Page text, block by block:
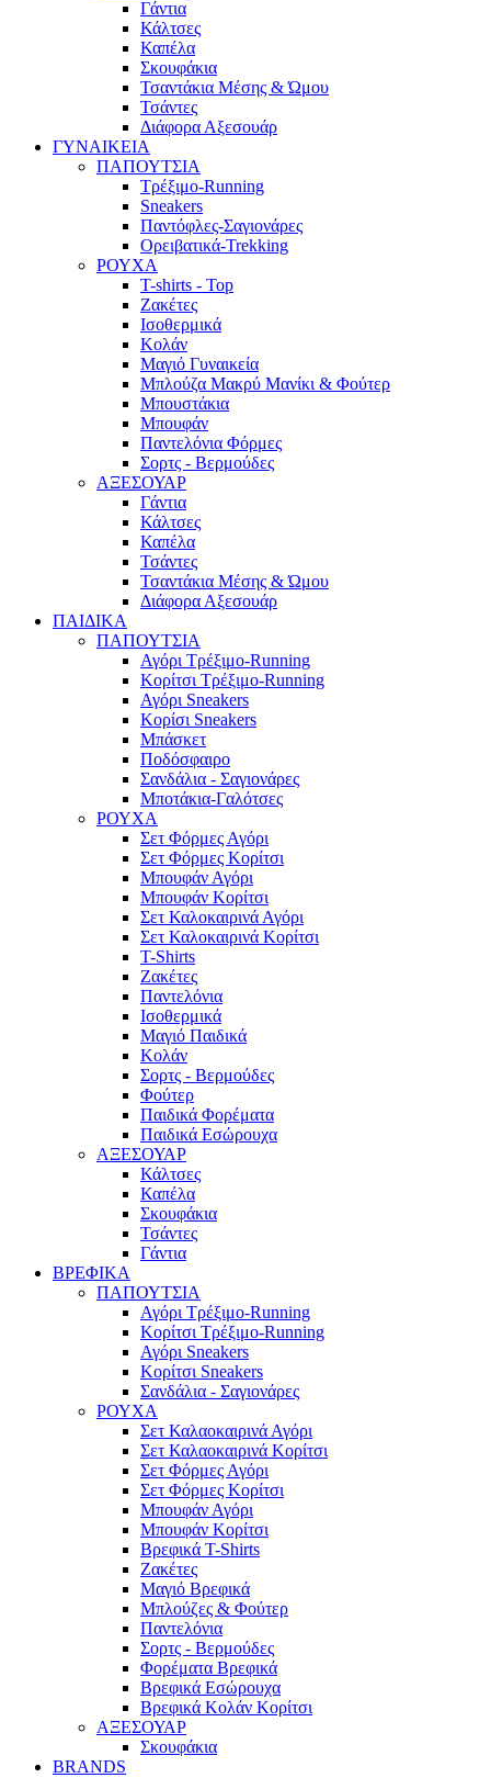
Γάντια
Κάλτσες
Καπέλα
Σκουφάκια
Τσαντάκια Μέσης & Ώμου
Τσάντες
Διάφορα Αξεσουάρ
ΓΥΝΑΙΚΕΙΑ
ΠΑΠΟΥΤΣΙΑ
Τρέξιμο-Running
Sneakers
Παντόφλες-Σαγιονάρες
Ορειβατικά-Trekking
ΡΟΥΧΑ
T-shirts - Top
Ζακέτες
Ισοθερμικά
Κολάν
Μαγιό Γυναικεία
Μπλούζα Μακρύ Μανίκι & Φούτερ
Μπουστάκια
Μπουφάν
Παντελόνια Φόρμες
Σορτς - Βερμούδες
ΑΞΕΣΟΥΑΡ
Γάντια
Κάλτσες
Καπέλα
Τσάντες
Τσαντάκια Μέσης & Ώμου
Διάφορα Αξεσουάρ
ΠΑΙΔΙΚΑ
ΠΑΠΟΥΤΣΙΑ
Αγόρι Τρέξιμο-Running
Κορίτσι Τρέξιμο-Running
Αγόρι Sneakers
Κορίσι Sneakers
Μπάσκετ
Ποδόσφαιρο
Σανδάλια - Σαγιονάρες
Μποτάκια-Γαλότσες
ΡΟΥΧΑ
Σετ Φόρμες Αγόρι
Σετ Φόρμες Κορίτσι
Μπουφάν Αγόρι
Μπουφάν Κορίτσι
Σετ Καλοκαιρινά Αγόρι
Σετ Καλοκαιρινά Κορίτσι
T-Shirts
Ζακέτες
Παντελόνια
Ισοθερμικά
Μαγιό Παιδικά
Κολάν
Σορτς - Βερμούδες
Φούτερ
Παιδικά Φορέματα
Παιδικά Εσώρουχα
ΑΞΕΣΟΥΑΡ
Κάλτσες
Καπέλα
Σκουφάκια
Τσάντες
Γάντια
ΒΡΕΦΙΚΑ
ΠΑΠΟΥΤΣΙΑ
Αγόρι Τρέξιμο-Running
Κορίτσι Τρέξιμο-Running
Αγόρι Sneakers
Κορίτσι Sneakers
Σανδάλια - Σαγιονάρες
ΡΟΥΧΑ
Σετ Καλαοκαιρινά Αγόρι
Σετ Καλαοκαιρινά Κορίτσι
Σετ Φόρμες Αγόρι
Σετ Φόρμες Κορίτσι
Mπουφάν Αγόρι
Mπουφάν Κορίτσι
Βρεφικά T-Shirts
Ζακέτες
Μαγιό Βρεφικά
Mπλούζες & Φούτερ
Παντελόνια
Σορτς - Βερμούδες
Φορέματα Βρεφικά
Βρεφικά Εσώρουχα
Βρεφικά Κολάν Κορίτσι
ΑΞΕΣΟΥΑΡ
Σκουφάκια
BRANDS